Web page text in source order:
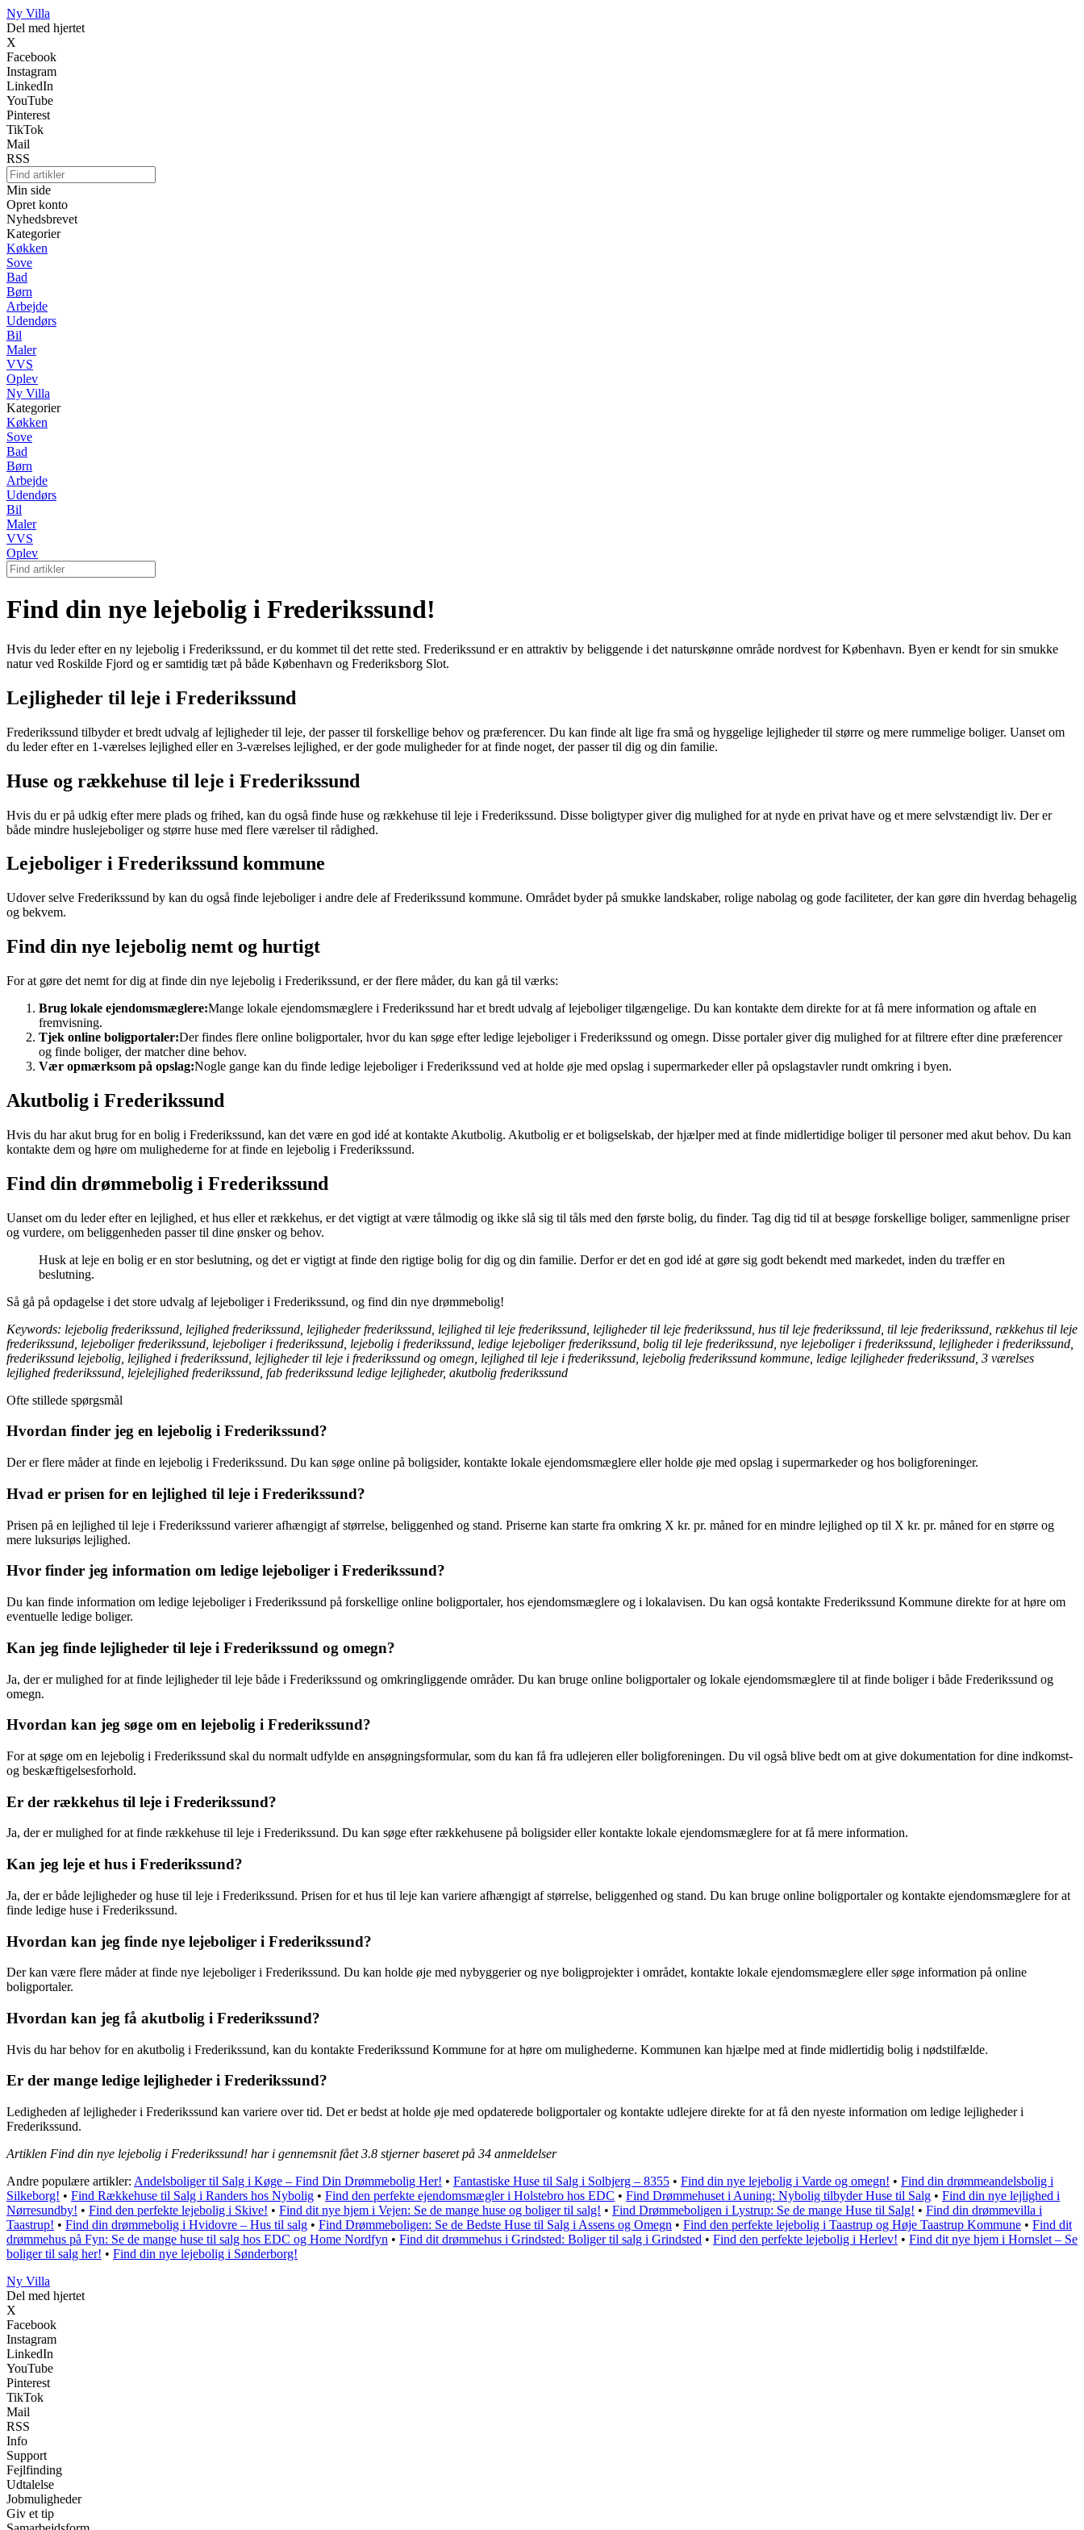
Ny Villa
Del med hjertet
X
Facebook
Instagram
LinkedIn
YouTube
Pinterest
TikTok
Mail
RSS
Min side
Opret konto
Nyhedsbrevet
Kategorier
Køkken
Sove
Bad
Børn
Arbejde
Udendørs
Bil
Maler
VVS
Oplev
Ny Villa
Kategorier
Køkken
Sove
Bad
Børn
Arbejde
Udendørs
Bil
Maler
VVS
Oplev
Find din nye lejebolig i Frederikssund!
Hvis du leder efter en ny lejebolig i Frederikssund, er du kommet til det rette sted. Frederikssund er en attraktiv by beliggende i det naturskønne område nordvest for København. Byen er kendt for sin smukke
natur ved Roskilde Fjord og er samtidig tæt på både København og Frederiksborg Slot.
Lejligheder til leje i Frederikssund
Frederikssund tilbyder et bredt udvalg af lejligheder til leje, der passer til forskellige behov og præferencer. Du kan finde alt lige fra små og hyggelige lejligheder til større og mere rummelige boliger. Uanset om
du leder efter en 1-værelses lejlighed eller en 3-værelses lejlighed, er der gode muligheder for at finde noget, der passer til dig og din familie.
Huse og rækkehuse til leje i Frederikssund
Hvis du er på udkig efter mere plads og frihed, kan du også finde huse og rækkehuse til leje i Frederikssund. Disse boligtyper giver dig mulighed for at nyde en privat have og et mere selvstændigt liv. Der er
både mindre huslejeboliger og større huse med flere værelser til rådighed.
Lejeboliger i Frederikssund kommune
Udover selve Frederikssund by kan du også finde lejeboliger i andre dele af Frederikssund kommune. Området byder på smukke landskaber, rolige nabolag og gode faciliteter, der kan gøre din hverdag behagelig
og bekvem.
Find din nye lejebolig nemt og hurtigt
For at gøre det nemt for dig at finde din nye lejebolig i Frederikssund, er der flere måder, du kan gå til værks:
Brug lokale ejendomsmæglere:Mange lokale ejendomsmæglere i Frederikssund har et bredt udvalg af lejeboliger tilgængelige. Du kan kontakte dem direkte for at få mere information og aftale en
fremvisning.
Tjek online boligportaler:Der findes flere online boligportaler, hvor du kan søge efter ledige lejeboliger i Frederikssund og omegn. Disse portaler giver dig mulighed for at filtrere efter dine præferencer
og finde boliger, der matcher dine behov.
Vær opmærksom på opslag:Nogle gange kan du finde ledige lejeboliger i Frederikssund ved at holde øje med opslag i supermarkeder eller på opslagstavler rundt omkring i byen.
Akutbolig i Frederikssund
Hvis du har akut brug for en bolig i Frederikssund, kan det være en god idé at kontakte Akutbolig. Akutbolig er et boligselskab, der hjælper med at finde midlertidige boliger til personer med akut behov. Du kan
kontakte dem og høre om mulighederne for at finde en lejebolig i Frederikssund.
Find din drømmebolig i Frederikssund
Uanset om du leder efter en lejlighed, et hus eller et rækkehus, er det vigtigt at være tålmodig og ikke slå sig til tåls med den første bolig, du finder. Tag dig tid til at besøge forskellige boliger, sammenligne priser
og vurdere, om beliggenheden passer til dine ønsker og behov.
Husk at leje en bolig er en stor beslutning, og det er vigtigt at finde den rigtige bolig for dig og din familie. Derfor er det en god idé at gøre sig godt bekendt med markedet, inden du træffer en
beslutning.
Så gå på opdagelse i det store udvalg af lejeboliger i Frederikssund, og find din nye drømmebolig!
Keywords: lejebolig frederikssund, lejlighed frederikssund, lejligheder frederikssund, lejlighed til leje frederikssund, lejligheder til leje frederikssund, hus til leje frederikssund, til leje frederikssund, rækkehus til leje
frederikssund, lejeboliger frederikssund, lejeboliger i frederikssund, lejebolig i frederikssund, ledige lejeboliger frederikssund, bolig til leje frederikssund, nye lejeboliger i frederikssund, lejligheder i frederikssund,
frederikssund lejebolig, lejlighed i frederikssund, lejligheder til leje i frederikssund og omegn, lejlighed til leje i frederikssund, lejebolig frederikssund kommune, ledige lejligheder frederikssund, 3 værelses
lejlighed frederikssund, lejelejlighed frederikssund, fab frederikssund ledige lejligheder, akutbolig frederikssund
Ofte stillede spørgsmål
Hvordan finder jeg en lejebolig i Frederikssund?
Der er flere måder at finde en lejebolig i Frederikssund. Du kan søge online på boligsider, kontakte lokale ejendomsmæglere eller holde øje med opslag i supermarkeder og hos boligforeninger.
Hvad er prisen for en lejlighed til leje i Frederikssund?
Prisen på en lejlighed til leje i Frederikssund varierer afhængigt af størrelse, beliggenhed og stand. Priserne kan starte fra omkring X kr. pr. måned for en mindre lejlighed op til X kr. pr. måned for en større og
mere luksuriøs lejlighed.
Hvor finder jeg information om ledige lejeboliger i Frederikssund?
Du kan finde information om ledige lejeboliger i Frederikssund på forskellige online boligportaler, hos ejendomsmæglere og i lokalavisen. Du kan også kontakte Frederikssund Kommune direkte for at høre om
eventuelle ledige boliger.
Kan jeg finde lejligheder til leje i Frederikssund og omegn?
Ja, der er mulighed for at finde lejligheder til leje både i Frederikssund og omkringliggende områder. Du kan bruge online boligportaler og lokale ejendomsmæglere til at finde boliger i både Frederikssund og
omegn.
Hvordan kan jeg søge om en lejebolig i Frederikssund?
For at søge om en lejebolig i Frederikssund skal du normalt udfylde en ansøgningsformular, som du kan få fra udlejeren eller boligforeningen. Du vil også blive bedt om at give dokumentation for dine indkomst-
og beskæftigelsesforhold.
Er der rækkehus til leje i Frederikssund?
Ja, der er mulighed for at finde rækkehuse til leje i Frederikssund. Du kan søge efter rækkehusene på boligsider eller kontakte lokale ejendomsmæglere for at få mere information.
Kan jeg leje et hus i Frederikssund?
Ja, der er både lejligheder og huse til leje i Frederikssund. Prisen for et hus til leje kan variere afhængigt af størrelse, beliggenhed og stand. Du kan bruge online boligportaler og kontakte ejendomsmæglere for at
finde ledige huse i Frederikssund.
Hvordan kan jeg finde nye lejeboliger i Frederikssund?
Der kan være flere måder at finde nye lejeboliger i Frederikssund. Du kan holde øje med nybyggerier og nye boligprojekter i området, kontakte lokale ejendomsmæglere eller søge information på online
boligportaler.
Hvordan kan jeg få akutbolig i Frederikssund?
Hvis du har behov for en akutbolig i Frederikssund, kan du kontakte Frederikssund Kommune for at høre om mulighederne. Kommunen kan hjælpe med at finde midlertidig bolig i nødstilfælde.
Er der mange ledige lejligheder i Frederikssund?
Ledigheden af lejligheder i Frederikssund kan variere over tid. Det er bedst at holde øje med opdaterede boligportaler og kontakte udlejere direkte for at få den nyeste information om ledige lejligheder i
Frederikssund.
Artiklen Find din nye lejebolig i Frederikssund! har i gennemsnit fået3.8 stjerner baseret på 34 anmeldelser
Andre populære artikler: Andelsboliger til Salg i Køge – Find Din Drømmebolig Her! • Fantastiske Huse til Salg i Solbjerg – 8355 • Find din nye lejebolig i Varde og omegn! • Find din drømmeandelsbolig i
Silkeborg! • Find Rækkehuse til Salg i Randers hos Nybolig • Find den perfekte ejendomsmægler i Holstebro hos EDC • Find Drømmehuset i Auning: Nybolig tilbyder Huse til Salg • Find din nye lejlighed i
Nørresundby! • Find den perfekte lejebolig i Skive! • Find dit nye hjem i Vejen: Se de mange huse og boliger til salg! • Find Drømmeboligen i Lystrup: Se de mange Huse til Salg! • Find din drømmevilla i
Taastrup! • Find din drømmebolig i Hvidovre – Hus til salg • Find Drømmeboligen: Se de Bedste Huse til Salg i Assens og Omegn • Find den perfekte lejebolig i Taastrup og Høje Taastrup Kommune • Find dit
drømmehus på Fyn: Se de mange huse til salg hos EDC og Home Nordfyn • Find dit drømmehus i Grindsted: Boliger til salg i Grindsted • Find den perfekte lejebolig i Herlev! • Find dit nye hjem i Hornslet – Se
boliger til salg her! • Find din nye lejebolig i Sønderborg!
Ny Villa
Del med hjertet
X
Facebook
Instagram
LinkedIn
YouTube
Pinterest
TikTok
Mail
RSS
Info
Support
Fejlfinding
Udtalelse
Jobmuligheder
Giv et tip